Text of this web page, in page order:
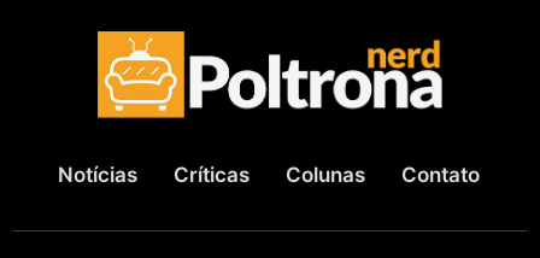
Notícias Críticas Colunas Contato